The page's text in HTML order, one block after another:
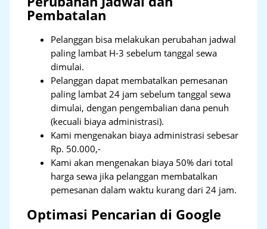
Pembatalan
Pelanggan bisa melakukan perubahan jadwal
paling lambat H-3 sebelum tanggal sewa
dimulai.
Pelanggan dapat membatalkan pemesanan
paling lambat 24 jam sebelum tanggal sewa
dimulai, dengan pengembalian dana penuh
(kecuali biaya administrasi).
Kami mengenakan biaya administrasi sebesar
Rp. 50.000,-
Kami akan mengenakan biaya 50% dari total
harga sewa jika pelanggan membatalkan
pemesanan dalam waktu kurang dari 24 jam.
Optimasi Pencarian di Google